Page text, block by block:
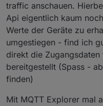
traffic anschauen.
Api eigentlich kaum
Werte der Geräte zu
umgestiegen - find ich
direkt die
bereitgestellt (Spass -
finden)
Mit MQTT Explorer mal